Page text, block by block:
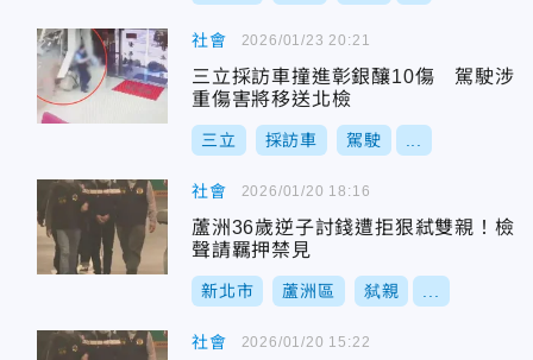
社會
三立採訪車撞進彰銀釀10傷 駕駛涉
重傷害將移送北檢
三立 採訪車 駕駛
2026/01/23 20:21
社會
蘆洲36歲逆子討錢遭拒狠弒雙親！檢
聲請羈押禁見
新北市 蘆洲區 弑親
2026/01/20 18:16
社會 2026/01/20 15:22